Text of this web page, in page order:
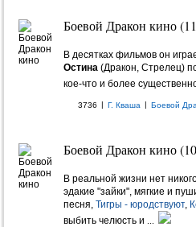
Боевой Дракон кино
В десятках фильмов он
Остина (Дракон, Стрелец)
кое-что и более
3736 | Г. Кваша | Боевой
Боевой Дракон кино
В реальной жизни нет
эдакие "зайки", мягкие и
песня, Тигры - юродствуют,
выбить челюсть и ...